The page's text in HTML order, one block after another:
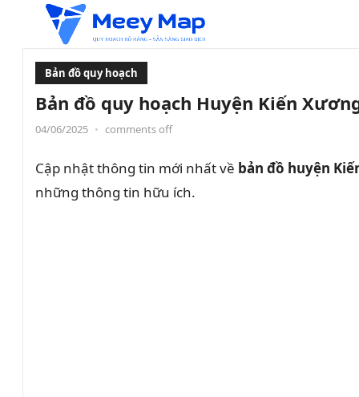
Bản đồ quy hoạch
Bản đồ quy hoạch Huyện Kiến
04/06/2025 • comments off
Cập nhật thông tin mới nhất về bản đồ huyện
những thông tin hữu ích.